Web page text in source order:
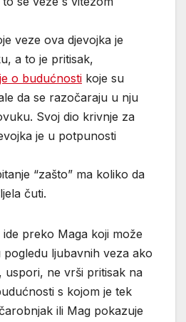
veze ova djevojka je
a to je pritisak,
o budućnosti koje su
da se razočaraju u nju
Svoj dio krivnje za
je u potpunosti
“zašto” ma koliko da
čuti.
preko Maga koji može
ljubavnih veza ako
uspori, ne vrši pritisak na
s kojom je tek
ili Mag pokazuje